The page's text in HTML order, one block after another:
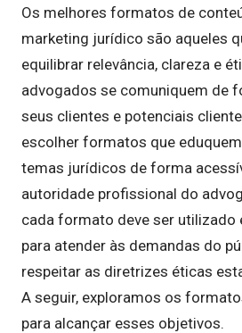
Os melhores formatos de
marketing jurídico são aqueles
equilibrar relevância, clareza e
advogados se comuniquem de
seus clientes e potenciais
escolher formatos que
temas jurídicos de forma
autoridade profissional do
cada formato deve ser utilizado
para atender às demandas do
respeitar as diretrizes éticas
A seguir, exploramos os
para alcançar esses objetivos.